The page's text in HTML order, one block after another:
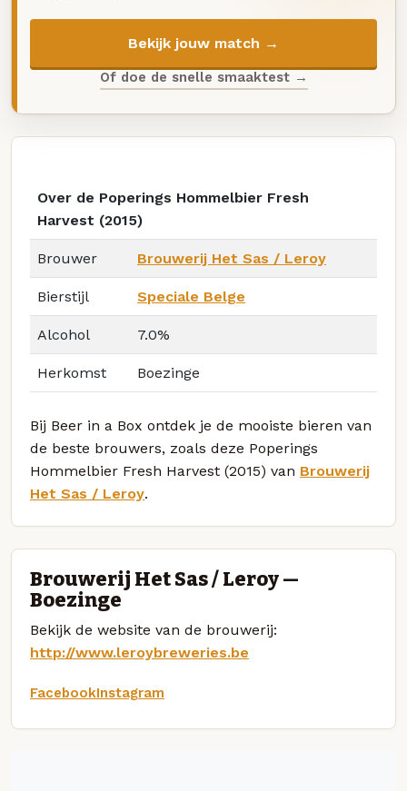
Bekijk jouw match →
Of doe de snelle smaaktest →
Over de Poperings Hommelbier Fresh
Harvest (2015)
Brouwer Brouwerij Het Sas / Leroy
Bierstijl Speciale Belge
Alcohol 7.0%
Herkomst Boezinge
Bij Beer in a Box ontdek je de mooiste bieren van
de beste brouwers, zoals deze Poperings
Hommelbier Fresh Harvest (2015) van Brouwerij
Het Sas / Leroy.
Brouwerij Het Sas / Leroy —
Boezinge
Bekijk de website van de brouwerij:
http://www.leroybreweries.be
FacebookInstagram